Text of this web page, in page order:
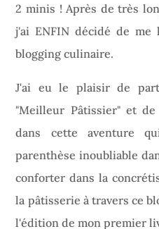
2 minis ! Après de très
j'ai ENFIN décidé de me
blogging culinaire.
J'ai eu le plaisir de
"Meilleur Pâtissier" et
dans cette aventure
parenthèse inoubliable
conforter dans la
la pâtisserie à travers ce
l'édition de mon premier